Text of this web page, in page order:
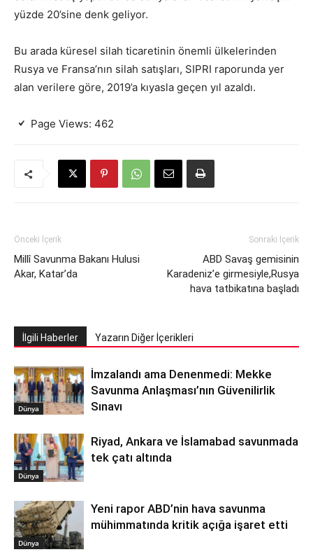
yüzde 20’sine denk geliyor.
Bu arada küresel silah ticaretinin önemli ülkelerinden
Rusya ve Fransa’nın silah satışları, SIPRI raporunda yer
alan verilere göre, 2019’a kıyasla geçen yıl azaldı.
Page Views: 462
Önceki İçerik
Millî Savunma Bakanı Hulusi
Akar, Katar’da
Sonraki İçerik
ABD Savaş gemisinin
Karadeniz’e girmesiyle,Rusya
hava tatbikatına başladı
İlgili Haberler Yazarın Diğer İçerikleri
Dünya
İmzalandı ama Denenmedi: Mekke
Savunma Anlaşması’nın Güvenilirlik
Sınavı
Dünya
Riyad, Ankara ve İslamabad savunmada
tek çatı altında
Dünya
Yeni rapor ABD’nin hava savunma
mühimmatında kritik açığa işaret etti